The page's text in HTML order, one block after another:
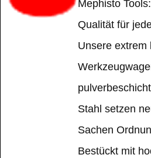
Mephisto
Qualität für
Unsere extrem
Stahl setzen
Sachen
Bestückt mit